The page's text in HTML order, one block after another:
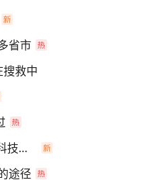
省市
救中
央媒：用Token还是词元事关科技话语权
途径